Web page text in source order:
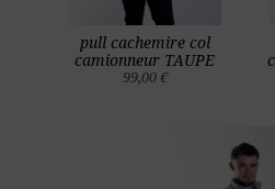
pull cachemire col
camionneur TAUPE
99,00 €